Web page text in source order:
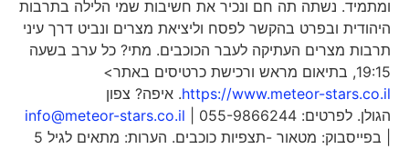
ומתמיד. נשתה תה חם ונכיר את חשיבות שמי הלילה בתרבות
היהודית ובפרט בהקשר לפסח וליציאת מצרים ונביט דרך עיני
תרבות מצרים העתיקה לעבר הכוכבים. מתי? כל ערב בשעה
19:15, בתיאום מראש ורכישת כרטיסים באתר>
https://www.meteor-stars.co.il. איפה? צפון
הגולן. לפרטים: 055-9866244 |
info@meteor-stars.co.il
| בפייסבוק: מטאור -תצפיות כוכבים. הערות: מתאים לגיל 5